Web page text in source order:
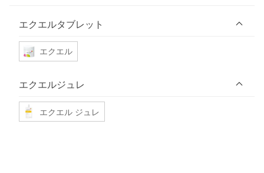
エクエルタブレット
エクエル
エクエルジュレ
エクエル ジュレ